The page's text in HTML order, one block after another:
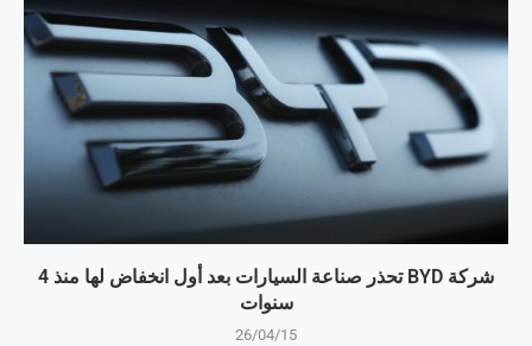
شركة BYD تحذر صناعة السيارات بعد أول انخفاض لها منذ 4
سنوات
26/04/15